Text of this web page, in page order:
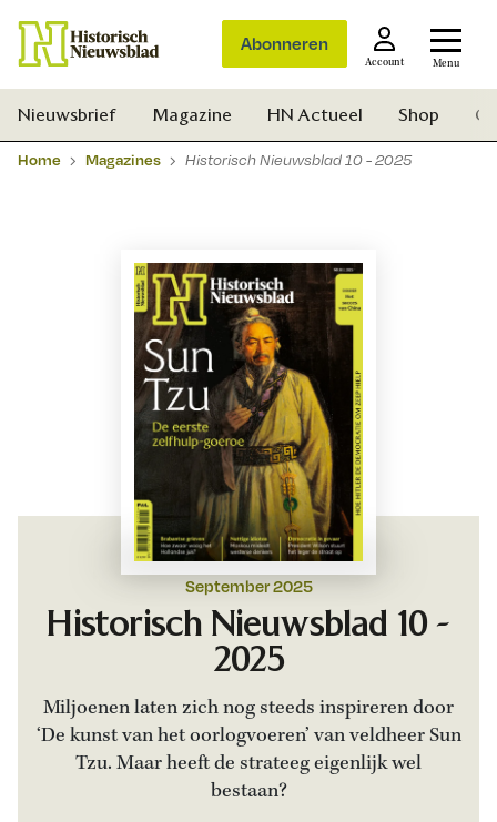
Abonneren
Account Menu
Zoek
Nieuwsbrief Magazine HN Actueel Shop
Home Magazines Historisch Nieuwsblad 10 - 2025
September 2025
Historisch Nieuwsblad 10 -
2025
Miljoenen laten zich nog steeds inspireren door
‘De kunst van het oorlogvoeren’ van veldheer Sun
Tzu. Maar heeft de strateeg eigenlijk wel
bestaan?